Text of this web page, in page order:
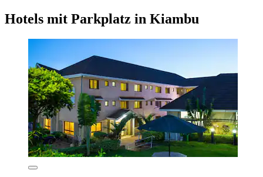
Hotels mit Parkplatz in Kiambu